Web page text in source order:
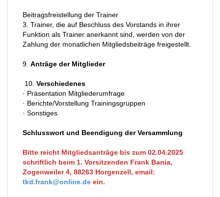
Beitragsfreistellung der Trainer
3. Trainer, die auf Beschluss des Vorstands in ihrer
Funktion als Trainer anerkannt sind, werden von der
Zahlung der monatlichen Mitgliedsbeiträge freigestellt.
9. Anträge der Mitglieder
10. Verschiedenes
· Präsentation Mitgliederumfrage
· Berichte/Vorstellung Trainingsgruppen
· Sonstiges
Schlusswort und Beendigung der Versammlung
Bitte reicht Mitgliedsanträge bis zum 02.04.2025
schriftlich beim 1. Vorsitzenden Frank Bania,
Zogenweiler 4, 88263 Horgenzell, email:
tkd.frank@online.de ein.